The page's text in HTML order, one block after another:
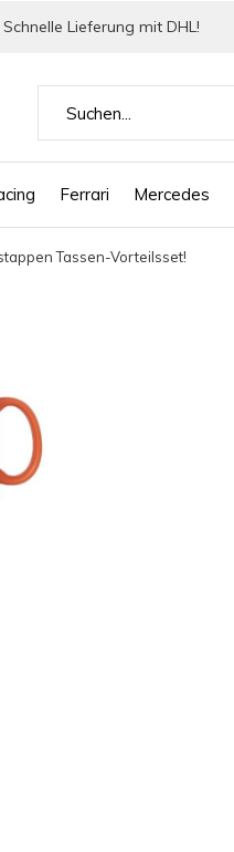
Ferrari Mercedes
Schnelle Lieferung mit DHL!
Tassen-Vorteilsset!